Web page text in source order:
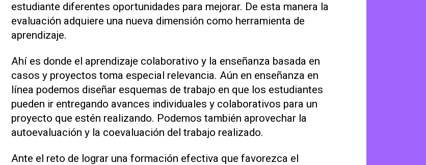
estudiante diferentes oportunidades para mejorar. De esta manera la
evaluación adquiere una nueva dimensión como herramienta de
aprendizaje.
Ahí es donde el aprendizaje colaborativo y la enseñanza basada en
casos y proyectos toma especial relevancia. Aún en enseñanza en
línea podemos diseñar esquemas de trabajo en que los estudiantes
pueden ir entregando avances individuales y colaborativos para un
proyecto que estén realizando. Podemos también aprovechar la
autoevaluación y la coevaluación del trabajo realizado.
Ante el reto de lograr una formación efectiva que favorezca el